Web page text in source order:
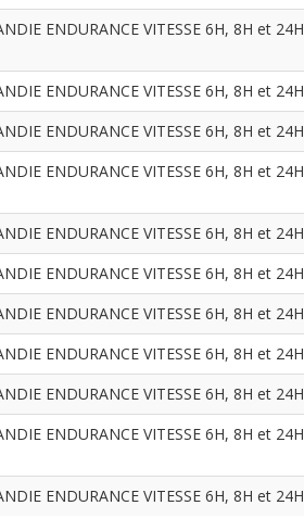
ENDURANCE VITESSE 6H, 8H et 24H
ENDURANCE VITESSE 6H, 8H et 24H
ENDURANCE VITESSE 6H, 8H et 24H
ENDURANCE VITESSE 6H, 8H et 24H
ENDURANCE VITESSE 6H, 8H et 24H
ENDURANCE VITESSE 6H, 8H et 24H
ENDURANCE VITESSE 6H, 8H et 24H
ENDURANCE VITESSE 6H, 8H et 24H
ENDURANCE VITESSE 6H, 8H et 24H
ENDURANCE VITESSE 6H, 8H et 24H
ENDURANCE VITESSE 6H, 8H et 24H